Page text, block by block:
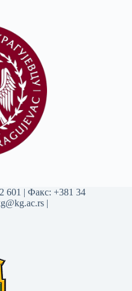
601 | Факс: +381 34
|